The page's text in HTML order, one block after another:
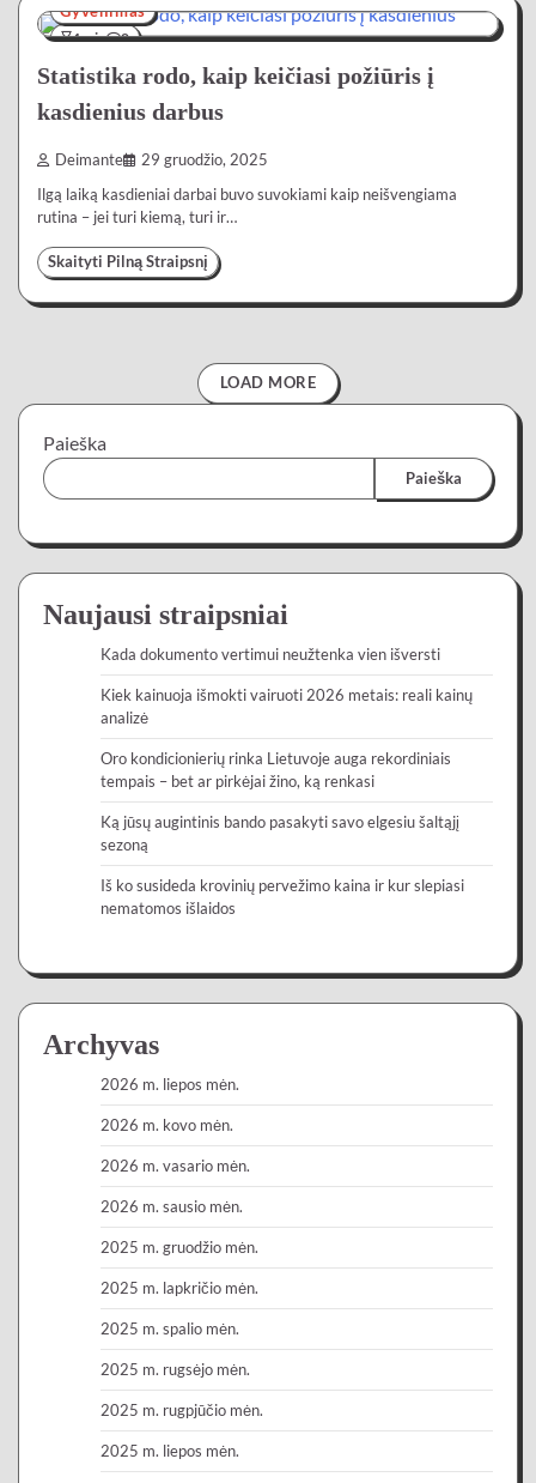
4 min 0
Gyvenimas
Statistika rodo, kaip keičiasi požiūris į
kasdienius darbus
Deimante 29 gruodžio, 2025
Ilgą laiką kasdieniai darbai buvo suvokiami kaip neišvengiama
rutina – jei turi kiemą, turi ir…
Skaityti Pilną Straipsnį
LOAD MORE
Paieška
Paieška
Naujausi straipsniai
Kada dokumento vertimui neužtenka vien išversti
Kiek kainuoja išmokti vairuoti 2026 metais: reali kainų
analizė
Oro kondicionierių rinka Lietuvoje auga rekordiniais
tempais – bet ar pirkėjai žino, ką renkasi
Ką jūsų augintinis bando pasakyti savo elgesiu šaltąjį
sezoną
Iš ko susideda krovinių pervežimo kaina ir kur slepiasi
nematomos išlaidos
Archyvas
2026 m. liepos mėn.
2026 m. kovo mėn.
2026 m. vasario mėn.
2026 m. sausio mėn.
2025 m. gruodžio mėn.
2025 m. lapkričio mėn.
2025 m. spalio mėn.
2025 m. rugsėjo mėn.
2025 m. rugpjūčio mėn.
2025 m. liepos mėn.